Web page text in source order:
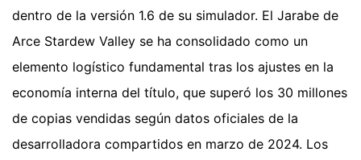
dentro de la versión 1.6 de su simulador. El Jarabe de
Arce Stardew Valley se ha consolidado como un
elemento logístico fundamental tras los ajustes en la
economía interna del título, que superó los 30 millones
de copias vendidas según datos oficiales de la
desarrolladora compartidos en marzo de 2024. Los